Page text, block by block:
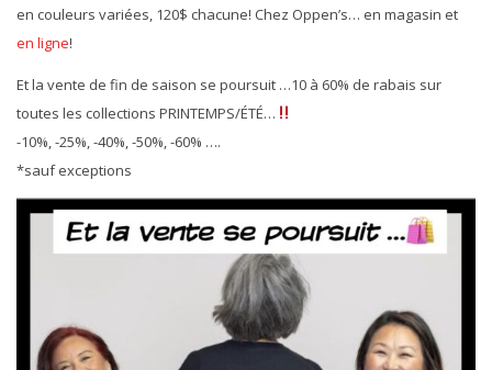
en couleurs variées, 120$ chacune! Chez Oppen’s… en magasin et
en ligne!
Et la vente de fin de saison se poursuit …10 à 60% de rabais sur
toutes les collections PRINTEMPS/ÉTÉ…
-10%, -25%, -40%, -50%, -60% ….
*sauf exceptions